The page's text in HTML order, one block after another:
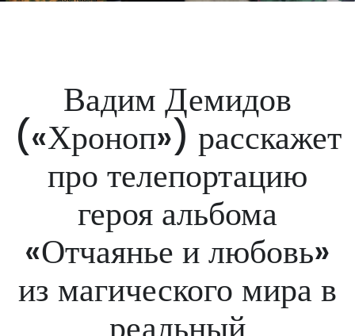
Вадим Демидов
(«Хроноп») расскажет
про телепортацию
героя альбома
«Отчаянье и любовь»
из магического мира в